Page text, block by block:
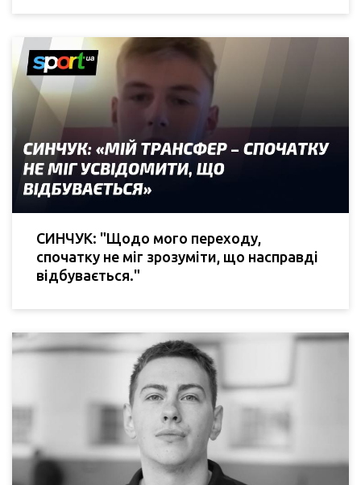
СИНЧУК: "Щодо мого переходу,
спочатку не міг зрозуміти, що насправді
відбувається."